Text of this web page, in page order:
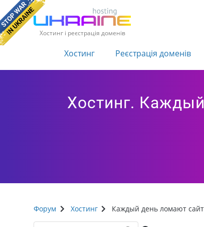
Хостинг і реєстрація доменів
Хостинг Реєстрація доменів
Хостинг.
Форум Хостинг Каждый день ломают сайт